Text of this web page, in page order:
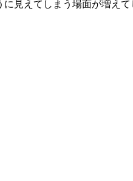
見えてしまう場面が増えて